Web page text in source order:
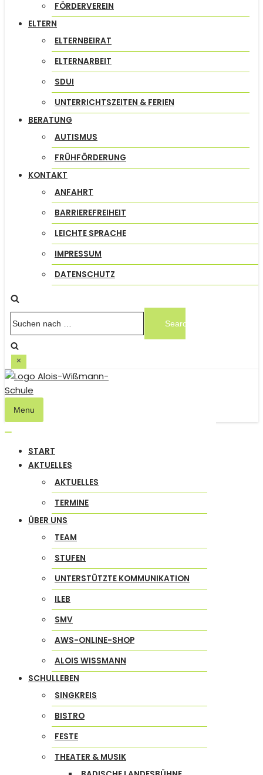
FÖRDERVEREIN
ELTERN
ELTERNBEIRAT
ELTERNARBEIT
SDUI
UNTERRICHTSZEITEN & FERIEN
BERATUNG
AUTISMUS
FRÜHFÖRDERUNG
KONTAKT
ANFAHRT
BARRIEREFREIHEIT
LEICHTE SPRACHE
IMPRESSUM
DATENSCHUTZ
Suchen
nach …
Menu
Navigation
umschalten
START
AKTUELLES
AKTUELLES
TERMINE
ÜBER UNS
TEAM
STUFEN
UNTERSTÜTZTE KOMMUNIKATION
ILEB
SMV
AWS-ONLINE-SHOP
ALOIS WISSMANN
SCHULLEBEN
SINGKREIS
BISTRO
FESTE
THEATER & MUSIK